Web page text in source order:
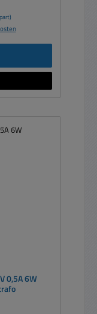
0,5A 6W